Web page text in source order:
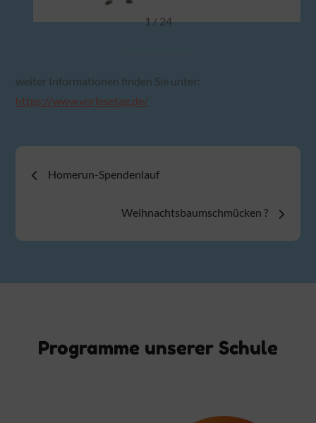
1 / 24
weiter Informationen finden Sie unter:
https://www.vorlesetag.de/
Beitragsnavigation
Homerun-Spendenlauf
Weihnachtsbaumschmücken ?
Programme unserer Schule